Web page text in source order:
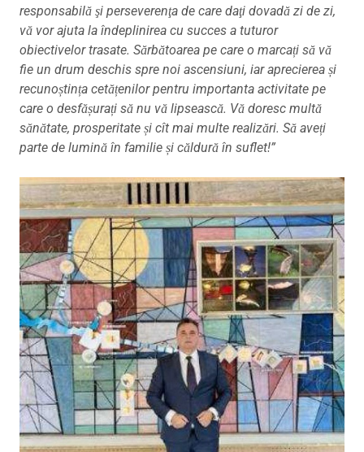
responsabilă şi perseverenţa de care daţi dovadă zi de zi,
vă vor ajuta la îndeplinirea cu succes a tuturor
obiectivelor trasate. Sărbătoarea pe care o marcați să vă
fie un drum deschis spre noi ascensiuni, iar aprecierea și
recunoștința cetățenilor pentru importanta activitate pe
care o desfășurați să nu vă lipsească. Vă doresc multă
sănătate, prosperitate și cît mai multe realizări. Să aveți
parte de lumină în familie și căldură în suflet!”